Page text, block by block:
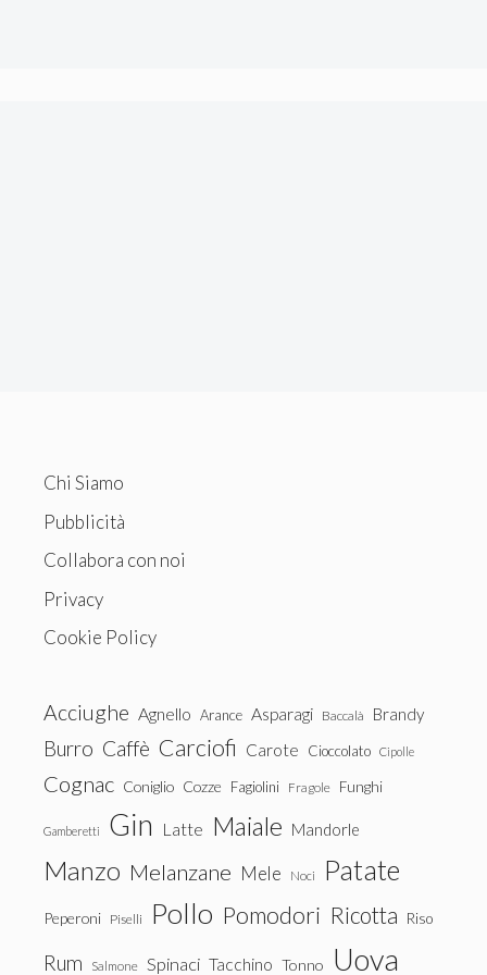
Chi Siamo
Pubblicità
Collabora con noi
Privacy
Cookie Policy
Acciughe Agnello Arance Asparagi Baccalà Brandy
Burro Caffè Carciofi Carote Cioccolato Cipolle
Cognac Coniglio Cozze Fagiolini Fragole Funghi
Gamberetti Gin Latte Maiale Mandorle
Manzo Melanzane Mele Noci Patate
Peperoni Piselli Pollo Pomodori Ricotta Riso
Rum Salmone Spinaci Tacchino Tonno Uova